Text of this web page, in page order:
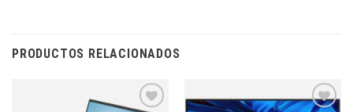
PRODUCTOS RELACIONADOS